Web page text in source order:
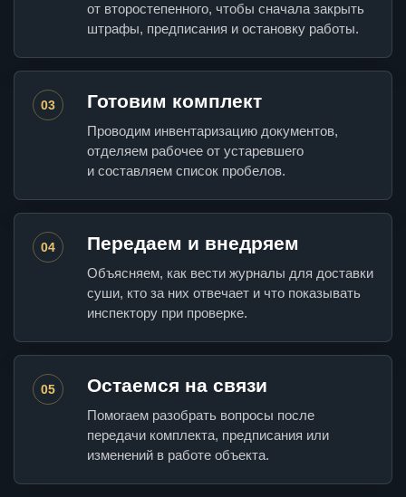
от второстепенного, чтобы сначала закрыть
штрафы, предписания и остановку работы.
03 Готовим комплект
Проводим инвентаризацию документов,
отделяем рабочее от устаревшего
и составляем список пробелов.
04 Передаем и внедряем
Объясняем, как вести журналы для доставки
суши, кто за них отвечает и что показывать
инспектору при проверке.
05 Остаемся на связи
Помогаем разобрать вопросы после
передачи комплекта, предписания или
изменений в работе объекта.